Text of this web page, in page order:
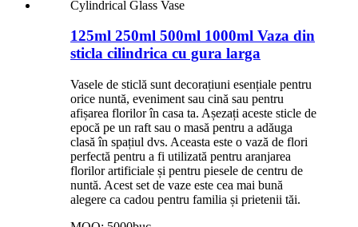
125ml 250ml 500ml 1000ml Vaza din
sticla cilindrica cu gura larga
Vasele de sticlă sunt decorațiuni esențiale pentru
orice nuntă, eveniment sau cină sau pentru
afișarea florilor în casa ta. Așezați aceste sticle de
epocă pe un raft sau o masă pentru a adăuga
clasă în spațiul dvs. Aceasta este o vază de flori
perfectă pentru a fi utilizată pentru aranjarea
florilor artificiale și pentru piesele de centru de
nuntă. Acest set de vaze este cea mai bună
alegere ca cadou pentru familia și prietenii tăi.